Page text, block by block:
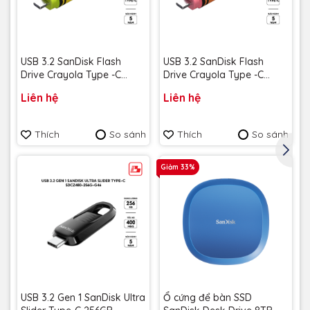
USB 3.2 SanDisk Flash
Drive Crayola Type -C
SDCZIC-128G-G46L màu
năm
Liên hệ
Thích So sánh
USB 3.2 SanDisk Flash
Drive Crayola Type -C
SDCZIC-128G-G46O màu
năm
Liên hệ
Thích So sánh
USB 3.2 Gen 1 SanDisk Ultra
Giảm 33%
Ổ cứng để bàn SSD